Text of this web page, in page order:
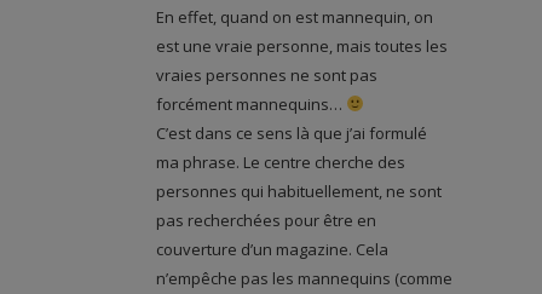
En effet, quand on est mannequin, on
est une vraie personne, mais toutes les
vraies personnes ne sont pas
forcément mannequins…
C’est dans ce sens là que j’ai formulé
ma phrase. Le centre cherche des
personnes qui habituellement, ne sont
pas recherchées pour être en
couverture d’un magazine. Cela
n’empêche pas les mannequins (comme